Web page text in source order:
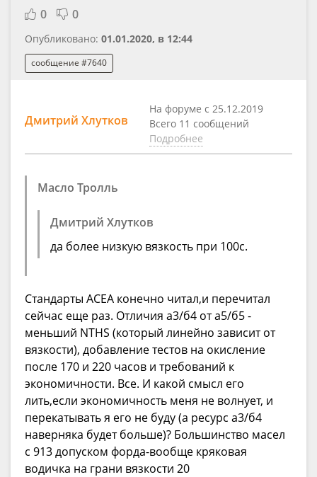
0 0
Опубликовано: 01.01.2020, в 12:44
сообщение #7640
Дмитрий Хлутков
На форуме с 25.12.2019
Всего 11 сообщений
Подробнее
Масло Тролль
Дмитрий Хлутков
да более низкую вязкость при 100с.
Стандарты АСЕА конечно читал,и перечитал
сейчас еще раз. Отличия а3/б4 от а5/б5 -
меньший NTHS (который линейно зависит от
вязкости), добавление тестов на окисление
после 170 и 220 часов и требований к
экономичности. Все. И какой смысл его
лить,если экономичность меня не волнует, и
перекатывать я его не буду (а ресурс а3/б4
наверняка будет больше)? Большинство масел
с 913 допуском форда-вообще кряковая
водичка на грани вязкости 20